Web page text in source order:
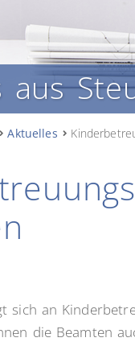
aus
Aktuelles
sich an
die Beamten